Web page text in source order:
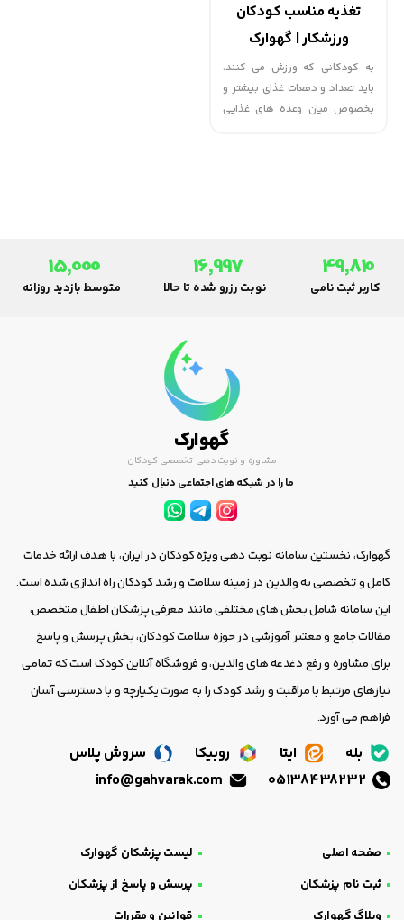
تغذیه مناسب کودکان
ورزشکار | گهوارک
به کودکانی که ورزش می کنند،
باید تعداد و دفعات غذای بیشتر و
بخصوص میان وعده های غذایی
49,810
کاربر ثبت نامی
16,997
نوبت رزرو شده تا حالا
15,000
متوسط بازدید روزانه
گهوارک
مشاوره و نوبت دهی تخصصی کودکان
ما را در شبکه های اجتماعی دنبال کنید
گهوارک، نخستین سامانه نوبت دهی ویژه کودکان در ایران، با هدف ارائه خدمات
کامل و تخصصی به والدین در زمینه سلامت و رشد کودکان راه اندازی شده است.
این سامانه شامل بخش های مختلفی مانند معرفی پزشکان اطفال متخصص،
مقالات جامع و معتبر آموزشی در حوزه سلامت کودکان، بخش پرسش و پاسخ
برای مشاوره و رفع دغدغه های والدین، و فروشگاه آنلاین کودک است که تمامی
نیازهای مرتبط با مراقبت و رشد کودک را به صورت یکپارچه و با دسترسی آسان
فراهم می آورد.
بله ایتا روبیکا
سروش پلاس
صفحه اصلی
لیست پزشکان گهوارک
ثبت نام پزشکان
پرسش و پاسخ از پزشکان
وبلاگ گهوارک
قوانین و مقررات